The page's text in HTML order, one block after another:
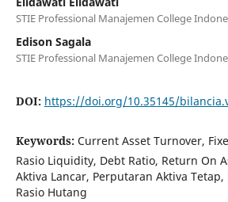
STIE Professional Manajemen College
Edison Sagala
STIE Professional Manajemen College
DOI: https://doi.org/10.35145/
Keywords: Current Asset Turnover,
Rasio Liquidity, Debt Ratio, Return On
Aktiva Lancar, Perputaran Aktiva Tetap,
Rasio Hutang